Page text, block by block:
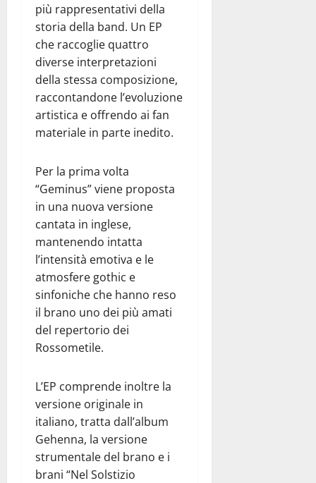
più rappresentativi della
storia della band. Un EP
che raccoglie quattro
diverse interpretazioni
della stessa composizione,
raccontandone l’evoluzione
artistica e offrendo ai fan
materiale in parte inedito.
Per la prima volta
“Geminus” viene proposta
in una nuova versione
cantata in inglese,
mantenendo intatta
l’intensità emotiva e le
atmosfere gothic e
sinfoniche che hanno reso
il brano uno dei più amati
del repertorio dei
Rossometile.
L’EP comprende inoltre la
versione originale in
italiano, tratta dall’album
Gehenna, la versione
strumentale del brano e i
brani “Nel Solstizio